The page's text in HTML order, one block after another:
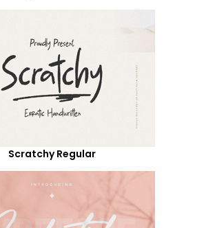
Scratchy Regular